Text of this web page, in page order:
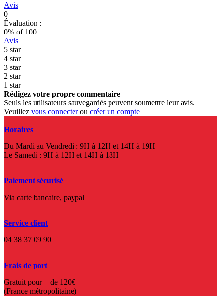
Avis
0
Évaluation :
0% of 100
Avis
5 star
4 star
3 star
2 star
1 star
Rédigez votre propre commentaire
Seuls les utilisateurs sauvegardés peuvent soumettre leur avis.
Veuillez vous connecterou créer un compte
Horaires
Du Mardi au Vendredi : 9H à 12H et 14H à 19H
Le Samedi : 9H à 12H et 14H à 18H
Paiement sécurisé
Via carte bancaire, paypal
Service client
04 38 37 09 90
Frais de port
Gratuit pour + de 120€
(France métropolitaine)